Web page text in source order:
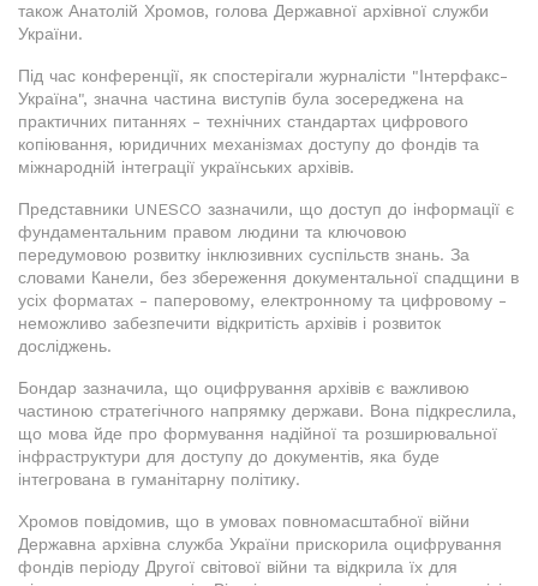
також Анатолій Хромов, голова Державної архівної служби
України.
Під час конференції, як спостерігали журналісти "Інтерфакс-
Україна", значна частина виступів була зосереджена на
практичних питаннях - технічних стандартах цифрового
копіювання, юридичних механізмах доступу до фондів та
міжнародній інтеграції українських архівів.
Представники UNESCO зазначили, що доступ до інформації є
фундаментальним правом людини та ключовою
передумовою розвитку інклюзивних суспільств знань. За
словами Канели, без збереження документальної спадщини в
усіх форматах - паперовому, електронному та цифровому -
неможливо забезпечити відкритість архівів і розвиток
досліджень.
Бондар зазначила, що оцифрування архівів є важливою
частиною стратегічного напрямку держави. Вона підкреслила,
що мова йде про формування надійної та розширювальної
інфраструктури для доступу до документів, яка буде
інтегрована в гуманітарну політику.
Хромов повідомив, що в умовах повномасштабної війни
Державна архівна служба України прискорила оцифрування
фондів періоду Другої світової війни та відкрила їх для